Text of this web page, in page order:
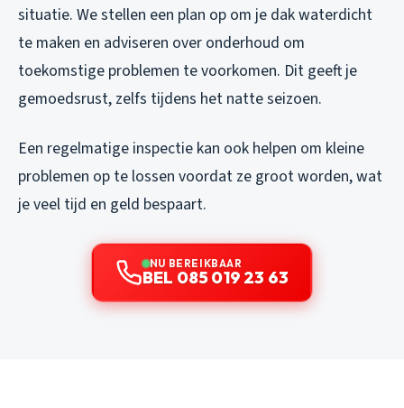
situatie. We stellen een plan op om je dak waterdicht
te maken en adviseren over onderhoud om
toekomstige problemen te voorkomen. Dit geeft je
gemoedsrust, zelfs tijdens het natte seizoen.
Een regelmatige inspectie kan ook helpen om kleine
problemen op te lossen voordat ze groot worden, wat
je veel tijd en geld bespaart.
NU BEREIKBAAR
BEL 085 019 23 63